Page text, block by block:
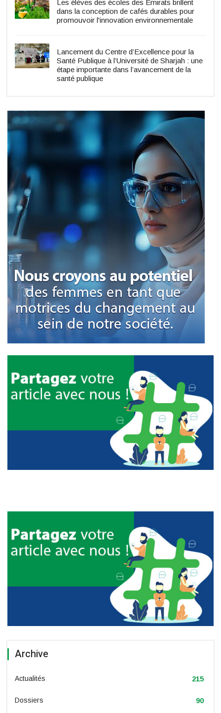
Les élèves des écoles des Émirats brillent
dans la conception de cafés durables pour
promouvoir l'innovation environnementale
Lancement du Centre d’Excellence pour la
Santé Publique à l’Université de Sharjah : une
étape importante dans l’avancement de la
santé publique
Archive
Actualités 215
Dossiers 90